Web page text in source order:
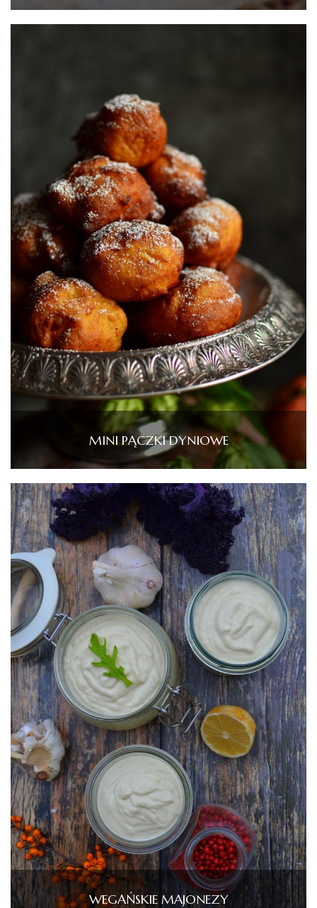
MINI PĄCZKI DYNIOWE
WEGAŃSKIE MAJONEZY